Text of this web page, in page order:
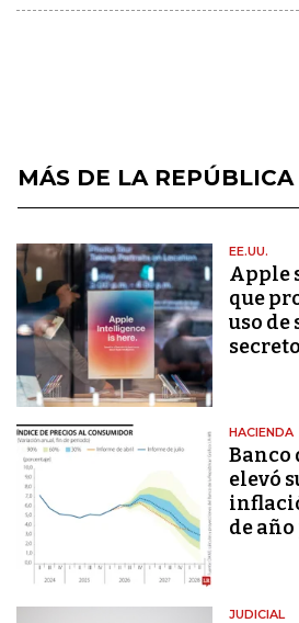
MÁS DE LA REPÚBLICA
EE.UU.
Apple
que
uso de
HACIENDA
Banco
elevó
de
JUDICIAL